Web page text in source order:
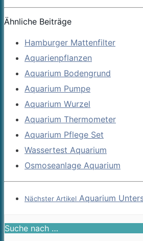
Ähnliche Beiträge
Hamburger Mattenfilter
Aquarienpflanzen
Aquarium Bodengrund
Aquarium Pumpe
Aquarium Wurzel
Aquarium Thermometer
Aquarium Pflege Set
Wassertest Aquarium
Osmoseanlage Aquarium
Nächster Artikel Aquarium
Suche nach …